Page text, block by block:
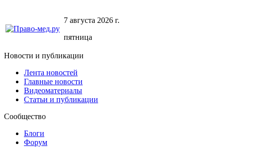
7 августа 2026 г.
пятница
Новости и публикации
Лента новостей
Главные новости
Видеоматериалы
Статьи и публикации
Сообщество
Блоги
Форум